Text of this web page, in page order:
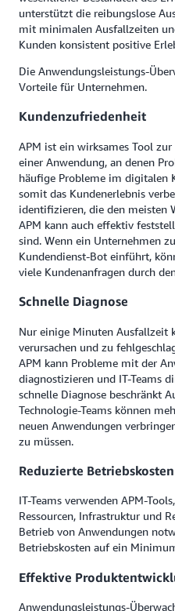
unterstützt die reibungslose
mit minimalen Ausfallzeiten
Kunden konsistent positive
Die Anwendungsleistungs-
Vorteile für Unternehmen.
Kundenzufriedenheit
APM ist ein wirksames Tool
einer Anwendung, an denen
häufige Probleme im digitalen
somit das Kundenerlebnis
identifizieren, die den meisten
APM kann auch effektiv
sind. Wenn ein Unternehmen
Kundendienst-Bot einführt,
viele Kundenanfragen durch
Schnelle Diagnose
Nur einige Minuten Ausfallzeit
verursachen und zu
APM kann Probleme mit der
diagnostizieren und IT-Teams
schnelle Diagnose beschränkt
Technologie-Teams können
neuen Anwendungen
zu müssen.
Reduzierte Betriebskosten
IT-Teams verwenden APM-
Ressourcen, Infrastruktur und
Betrieb von Anwendungen
Betriebskosten auf ein
Effektive
Anwendungsleistungs-